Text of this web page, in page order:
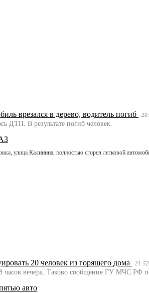
врезался в дерево, водитель погиб
ДТП. В результате погиб человек.
улица Калинина, полностью сгорел легковой
20 человек из горящего дома 21:52
часов вечера. Таково сообщение ГУ МЧС РФ
авто